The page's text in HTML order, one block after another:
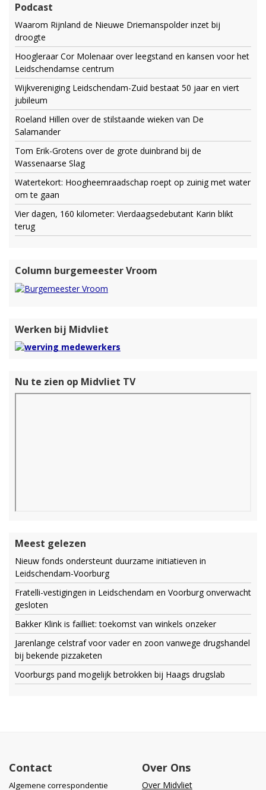
Podcast
Waarom Rijnland de Nieuwe Driemanspolder inzet bij
droogte
Hoogleraar Cor Molenaar over leegstand en kansen voor het
Leidschendamse centrum
Wijkvereniging Leidschendam-Zuid bestaat 50 jaar en viert
jubileum
Roeland Hillen over de stilstaande wieken van De
Salamander
Tom Erik-Grotens over de grote duinbrand bij de
Wassenaarse Slag
Watertekort: Hoogheemraadschap roept op zuinig met water
om te gaan
Vier dagen, 160 kilometer: Vierdaagsedebutant Karin blikt
terug
Column burgemeester Vroom
Werken bij Midvliet
Nu te zien op Midvliet TV
Meest gelezen
Nieuw fonds ondersteunt duurzame initiatieven in
Leidschendam-Voorburg
Fratelli-vestigingen in Leidschendam en Voorburg onverwacht
gesloten
Bakker Klink is failliet: toekomst van winkels onzeker
Jarenlange celstraf voor vader en zoon vanwege drugshandel
bij bekende pizzaketen
Voorburgs pand mogelijk betrokken bij Haags drugslab
Contact
Algemene correspondentie
Over Ons
Over Midvliet